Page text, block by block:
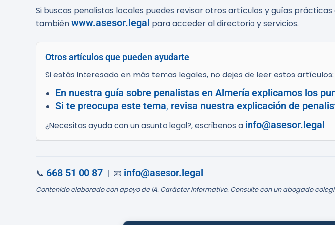
Si buscas penalistas locales puedes revisar otros artículos y guías
tambiénwww.asesor.legal para acceder al directorio y servicios.
Otros artículos que pueden ayudarte
Si estás interesado en más temas legales, no dejes de leer estos artículos:
En nuestra guía sobre penalistas en Almería explicamos los
Si te preocupa este tema, revisa nuestra explicación de
¿Necesitas ayuda con un asunto legal?, escríbenos a info@asesor.legal
📞 668 51 00 87 | 📧 info@asesor.legal
Contenido elaborado con apoyo de IA. Carácter informativo. Consulte con un abogado